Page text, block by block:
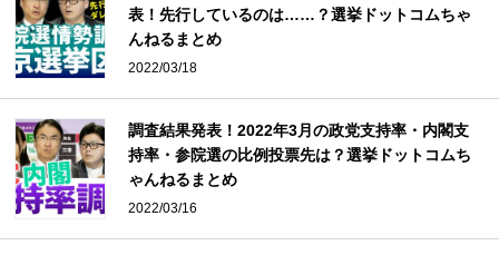
表！先行しているのは……？選挙ドットコムちゃ
んねるまとめ
2022/03/18
調査結果発表！2022年3月の政党支持率・内閣支
持率・参院選の比例投票先は？選挙ドットコムち
ゃんねるまとめ
2022/03/16